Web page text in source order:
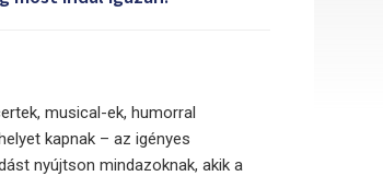
musical-ek, humorral
kapnak – az igényes
nyújtson mindazoknak, akik a